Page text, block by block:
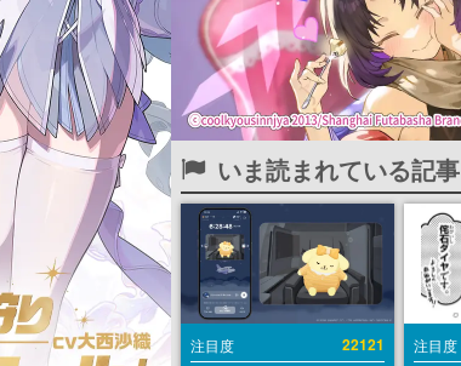
いま読まれている記事
注目度 22121 注目度